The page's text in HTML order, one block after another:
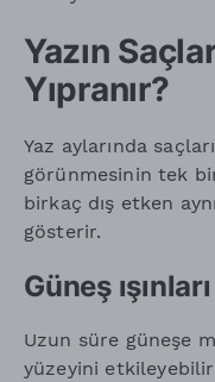
Yazın
Yıpranır?
Yaz aylarında
görünmesinin tek
birkaç dış etken
gösterir.
Güneş ışınları
Uzun süre güneşe
yüzeyini